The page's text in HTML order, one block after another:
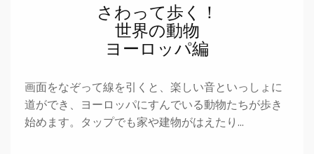
さわって歩く！
世界の動物
ヨーロッパ編
画面をなぞって線を引くと、楽しい音といっしょに
道ができ、ヨーロッパにすんでいる動物たちが歩き
始めます。タップでも家や建物がはえたり…